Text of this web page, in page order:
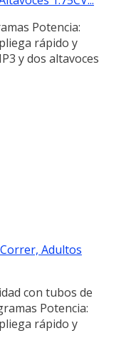
Potencia:
rápido y
y dos altavoces
Correr, Adultos
con tubos de
Potencia:
rápido y